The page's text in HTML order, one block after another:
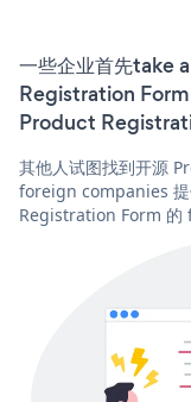
一些企业首先take
Registration Form
Product
其他人试图找到开源
foreign companies
Registration Form 的